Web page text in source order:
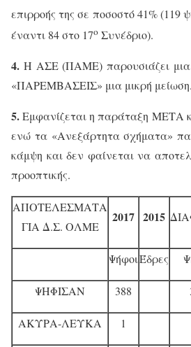
επιρροής της σε ποσοστό 41% (119
έναντι 84 στο 17ο Συνέδριο).
4. Η ΑΣΕ (ΠΑΜΕ) παρουσιάζει μια
«ΠΑΡΕΜΒΑΣΕΙΣ» μια μικρή μείωση.
5.Εμφανίζεται η παράταξη ΜΕΤΑ
ενώ τα «Ανεξάρτητα σχήματα»
κάμψη και δεν φαίνεται να
προοπτικής.
ΑΠΟΤΕΛΕΣΜΑΤΑ
ΓΙΑ Δ.Σ. ΟΛΜΕ
2017 2015
ΨήφοιΈδρες
ΨΗΦΙΣΑΝ 388
ΑΚΥΡΑ-ΛΕΥΚΑ 1